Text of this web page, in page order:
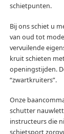
schietpunten.
Bij ons schiet u
van oud tot
vervuilende
kruit schieten
openingstijden.
“zwartkruiters”.
Onze
schutter
instructeurs die